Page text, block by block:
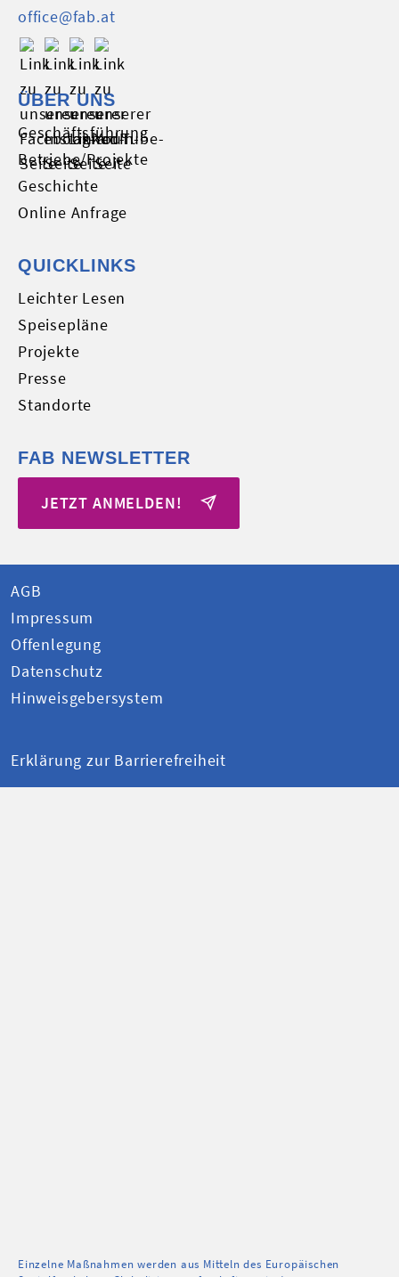
office@fab.at
ÜBER UNS
Geschäftsführung
Betriebe/Projekte
Geschichte
Online Anfrage
QUICKLINKS
Leichter Lesen
Speisepläne
Projekte
Presse
Standorte
FAB NEWSLETTER
JETZT ANMELDEN!
AGB
Impressum
Offenlegung
Datenschutz
Hinweisgebersystem
Erklärung zur Barrierefreiheit
Einzelne Maßnahmen werden aus Mitteln des Europäischen